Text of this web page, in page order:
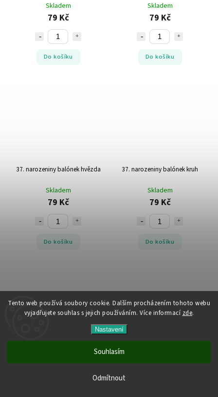
Tento web používá soubory cookie. Dalším procházením tohoto webu
vyjadřujete souhlas s jejich používáním. Více informací zde.
Nastavení
Odmítnout
Souhlasím
Všechny produkty jsou skladem. Vyřízené objednávky
Skladem
79 Kč
Do košíku
Skladem
79 Kč
Do košíku
37. narozeniny balónek hvězda
Skladem
79 Kč
Do košíku
37. narozeniny balónek kruh
Skladem
79 Kč
Do košíku
38. narozeniny balónek hvězda 38. narozeniny balónek kruh